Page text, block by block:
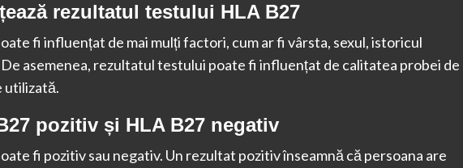
rezultatul testului HLA B27
fi influențat de mai mulți factori, cum ar fi vârsta, sexul, istoricul
asemenea, rezultatul testului poate fi influențat de calitatea probei de
utilizată.
pozitiv și HLA B27 negativ
fi pozitiv sau negativ. Un rezultat pozitiv înseamnă că persoana are